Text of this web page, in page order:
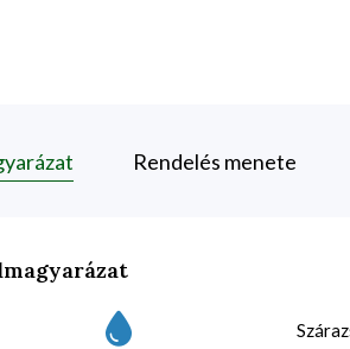
Rendelés menete